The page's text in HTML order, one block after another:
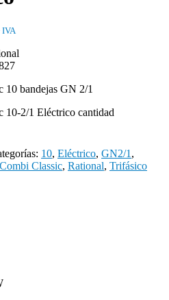
IVA
10 bandejas GN 2/1
10-2/1 Eléctrico cantidad
10, Eléctrico, GN2/1 ,
Classic, Rational, Trifásico